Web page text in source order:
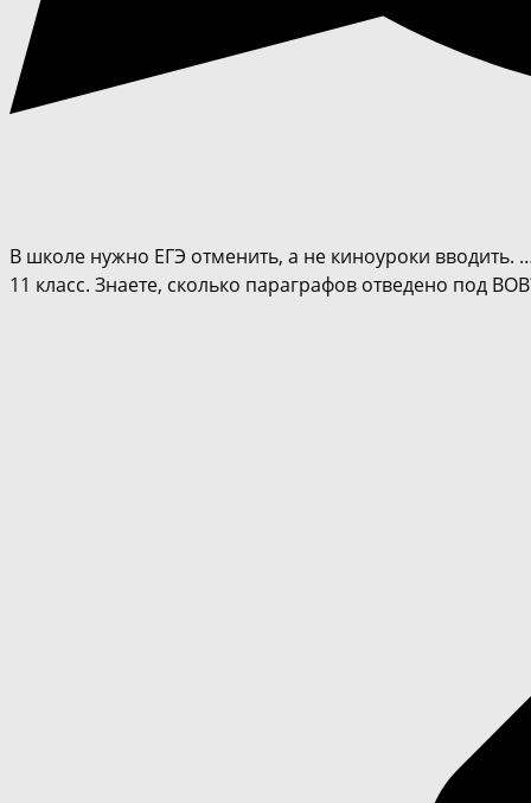
В школе нужно ЕГЭ отменить, а не киноуроки
11 класс. Знаете, сколько параграфов отведено под